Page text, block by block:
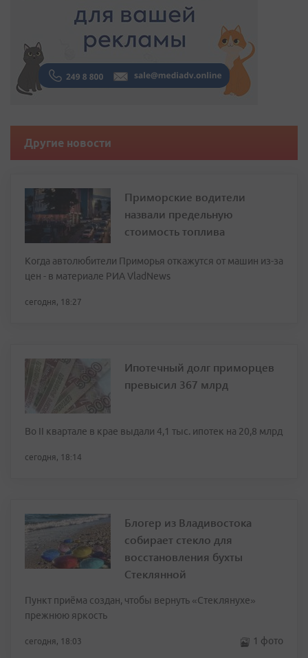
Другие новости
Приморские водители
назвали предельную
стоимость топлива
Когда автолюбители Приморья откажутся от машин из-за
цен - в материале РИА VladNews
сегодня, 18:27
Ипотечный долг приморцев
превысил 367 млрд
Во II квартале в крае выдали 4,1 тыс. ипотек на 20,8 млрд
сегодня, 18:14
Блогер из Владивостока
собирает стекло для
восстановления бухты
Стеклянной
Пункт приёма создан, чтобы вернуть «Стеклянухе»
прежнюю яркость
сегодня, 18:03 1 фото